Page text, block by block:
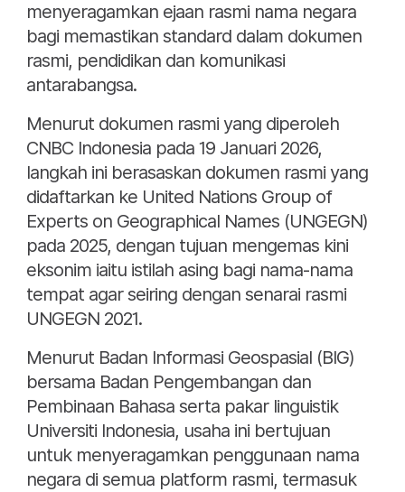
menyeragamkan ejaan rasmi nama negara
bagi memastikan standard dalam dokumen
rasmi, pendidikan dan komunikasi
antarabangsa.
Menurut dokumen rasmi yang diperoleh
CNBC Indonesia pada 19 Januari 2026,
langkah ini berasaskan dokumen rasmi yang
didaftarkan ke United Nations Group of
Experts on Geographical Names (UNGEGN)
pada 2025, dengan tujuan mengemas kini
eksonim iaitu istilah asing bagi nama-nama
tempat agar seiring dengan senarai rasmi
UNGEGN 2021.
Menurut Badan Informasi Geospasial (BIG)
bersama Badan Pengembangan dan
Pembinaan Bahasa serta pakar linguistik
Universiti Indonesia, usaha ini bertujuan
untuk menyeragamkan penggunaan nama
negara di semua platform rasmi, termasuk